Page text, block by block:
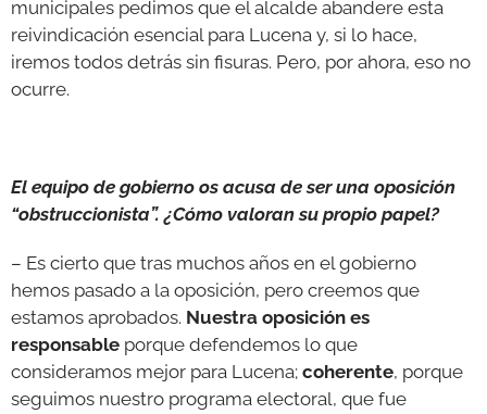
municipales pedimos que el alcalde abandere esta
reivindicación esencial para Lucena y, si lo hace,
iremos todos detrás sin fisuras. Pero, por ahora, eso no
ocurre.
El equipo de gobierno os acusa de ser una oposición
“obstruccionista”. ¿Cómo valoran su propio papel?
– Es cierto que tras muchos años en el gobierno
hemos pasado a la oposición, pero creemos que
estamos aprobados. Nuestra oposición es
responsable porque defendemos lo que
consideramos mejor para Lucena; coherente, porque
seguimos nuestro programa electoral, que fue